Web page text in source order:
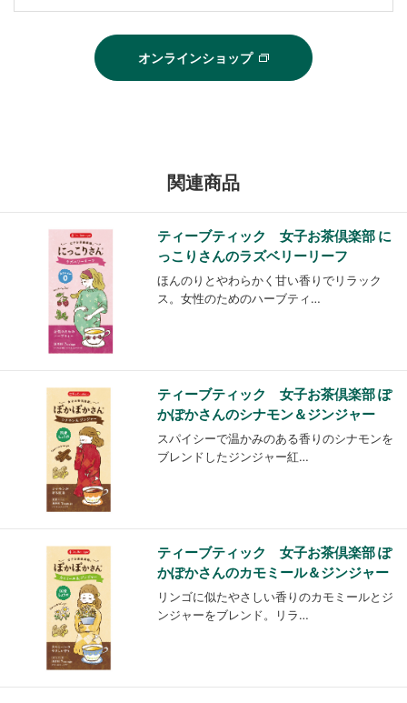
オンラインショップ
関連商品
ティーブティック 女子お茶倶楽部 に
っこりさんのラズベリーリーフ
ほんのりとやわらかく甘い香りでリラック
ス。女性のためのハーブティ…
ティーブティック 女子お茶倶楽部 ぽ
かぽかさんのシナモン＆ジンジャー
スパイシーで温かみのある香りのシナモンを
ブレンドしたジンジャー紅…
ティーブティック 女子お茶倶楽部 ぽ
かぽかさんのカモミール＆ジンジャー
リンゴに似たやさしい香りのカモミールとジ
ンジャーをブレンド。リラ…